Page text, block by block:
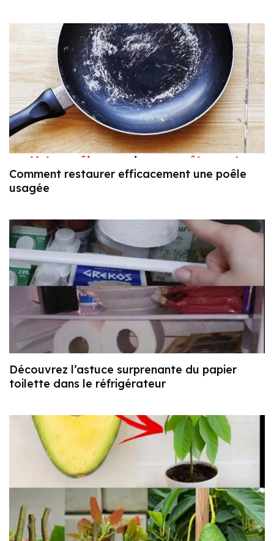
Comment restaurer efficacement une poêle
usagée
Découvrez l’astuce surprenante du papier
toilette dans le réfrigérateur